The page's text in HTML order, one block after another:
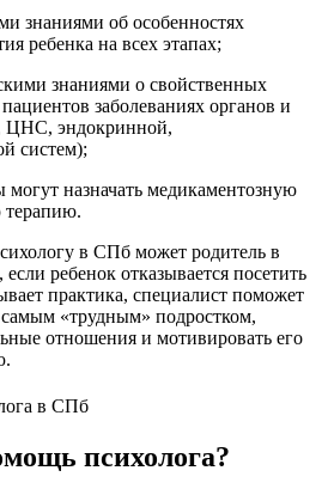
знаниями об особенностях
ребенка на всех этапах;
знаниями о свойственных
заболеваниях органов и
ЦНС, эндокринной,
систем);
назначать медикаментозную
в СПб может родитель в
ребенок отказывается посетить
практика, специалист поможет
«трудным» подростком,
отношения и мотивировать его
психолога?